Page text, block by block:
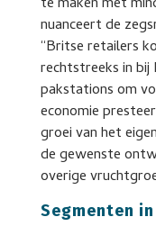
nuanceert de
“Britse retailers
rechtstreeks in
pakstations om
economie
groei van het
de gewenste
overige
Segmenten